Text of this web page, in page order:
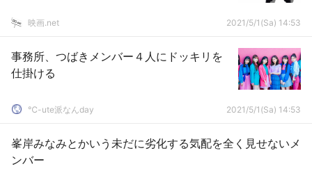
映画.net 2021/5/1(Sa) 14:53
事務所、つばきメンバー４人にドッキリを
仕掛ける
℃-ute派なんday 2021/5/1(Sa) 14:53
峯岸みなみとかいう未だに劣化する気配を全く見せないメ
ンバー